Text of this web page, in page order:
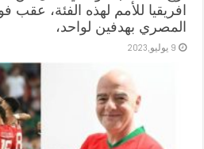
افريقيا للأمم لهذه الفئة، عقب
المصري بهدفين لواحد،
9 يوليو,2023